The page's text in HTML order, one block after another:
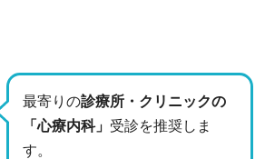
最寄りの診療所・クリニックの
「心療内科」 受診を推奨しま
す。